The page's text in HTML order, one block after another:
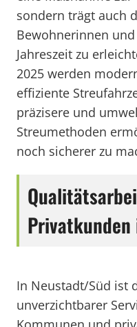
sondern trägt auch
Bewohnerinnen
Jahreszeit zu
2025 werden
effiziente
präzisere und
Streumethoden
noch sicherer zu
In Neustadt/Süd ist
unverzichtbarer